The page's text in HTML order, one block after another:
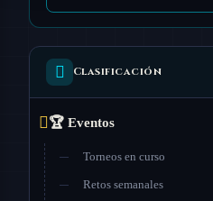
Clasificación
🏆 Eventos
Torneos en curso
Retos semanales